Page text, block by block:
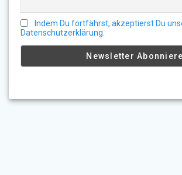
Indem Du fortfährst, akzeptierst Du
Datenschutzerklärung.